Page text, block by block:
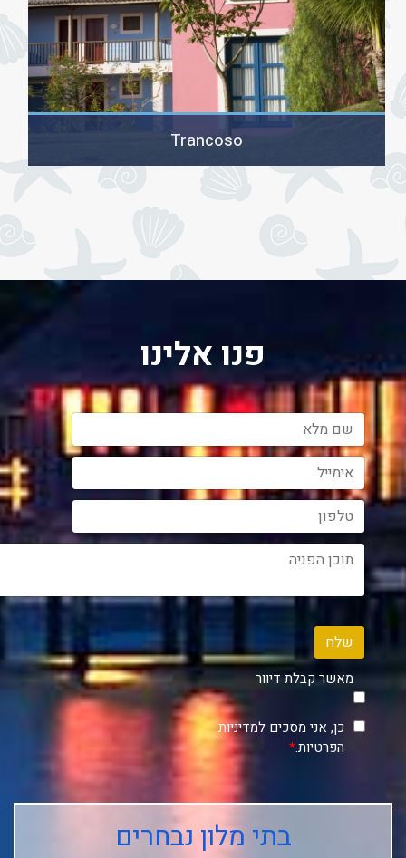
Trancoso
מיקום: 300 ק"מ דרומית לסאלוודור, ו-5 ק"מ דרומית לפורטו סיגוורו
פנו אלינו
שלח
מאשר קבלת דיוור
כן, אני מסכים למדיניות
הפרטיות.*
בתי מלון נבחרים